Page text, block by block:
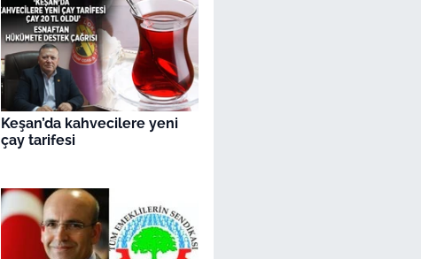
Keşan’da kahvecilere yeni
çay tarifesi